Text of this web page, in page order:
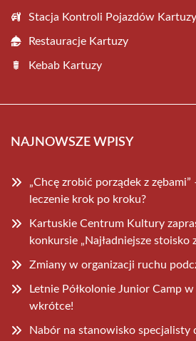
Stacja Kontroli Pojazdów Kartuzy
Restauracje Kartuzy
Kebab Kartuzy
NAJNOWSZE WPISY
„Chcę zrobić porządek z zębami”
leczenie krok po kroku?
Kartuskie Centrum Kultury
konkursie „Najładniejsze stoisko
Zmiany w organizacji ruchu
Letnie Półkolonie Junior Camp
wkrótce!
Nabór na stanowisko specjalisty